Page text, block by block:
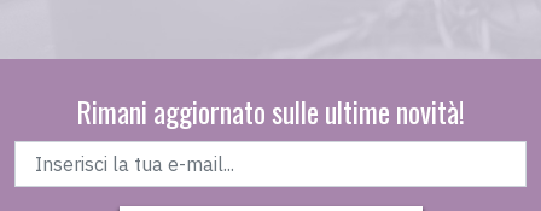
Rimani aggiornato sulle ultime novità!